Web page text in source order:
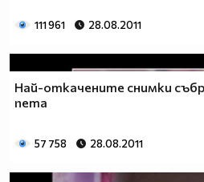
111 961 28.08.2011
Най-откачените снимки
пета
57 758 28.08.2011